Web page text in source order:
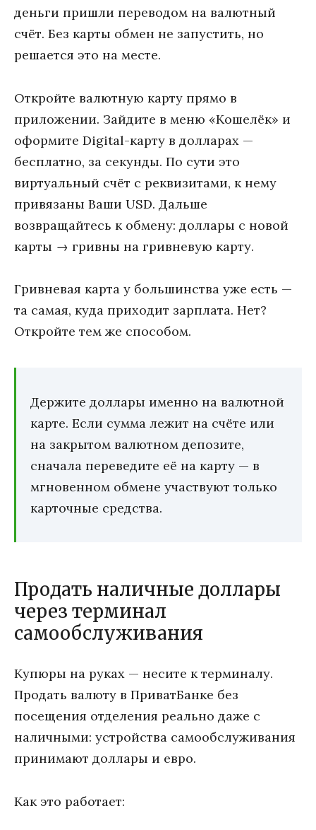
деньги пришли переводом на валютный
счёт. Без карты обмен не запустить, но
решается это на месте.
Откройте валютную карту прямо в
приложении. Зайдите в меню «Кошелёк» и
оформите Digital-карту в долларах —
бесплатно, за секунды. По сути это
виртуальный счёт с реквизитами, к нему
привязаны Ваши USD. Дальше
возвращайтесь к обмену: доллары с новой
карты → гривны на гривневую карту.
Гривневая карта у большинства уже есть —
та самая, куда приходит зарплата. Нет?
Откройте тем же способом.
Держите доллары именно на валютной
карте. Если сумма лежит на счёте или
на закрытом валютном депозите,
сначала переведите её на карту — в
мгновенном обмене участвуют только
карточные средства.
Продать наличные доллары
через терминал
самообслуживания
Купюры на руках — несите к терминалу.
Продать валюту в ПриватБанке без
посещения отделения реально даже с
наличными: устройства самообслуживания
принимают доллары и евро.
Как это работает: